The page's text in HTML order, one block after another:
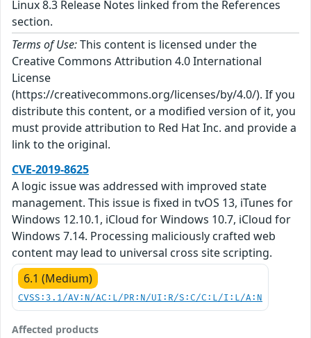
Linux 8.3 Release Notes linked from the References
section.
Terms of Use:This content is licensed under the
Creative Commons Attribution 4.0 International
License
(https://creativecommons.org/licenses/by/4.0/). If you
distribute this content, or a modified version of it, you
must provide attribution to Red Hat Inc. and provide a
link to the original.
CVE-2019-8625
A logic issue was addressed with improved state
management. This issue is fixed in tvOS 13, iTunes for
Windows 12.10.1, iCloud for Windows 10.7, iCloud for
Windows 7.14. Processing maliciously crafted web
content may lead to universal cross site scripting.
6.1 (Medium)
CVSS:3.1/AV:N/AC:L/PR:N/UI:R/S:C/C:L/I:L/A:N
Affected products